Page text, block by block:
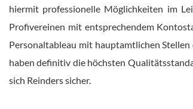
hiermit professionelle Möglichkeiten im
Profivereinen mit entsprechendem
Personaltableau mit hauptamtlichen
haben definitiv die höchsten
sich Reinders sicher.